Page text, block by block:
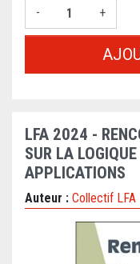
-
+
LFA 2024 -
SUR LA
APPLICATIONS
Auteur : Collectif LFA